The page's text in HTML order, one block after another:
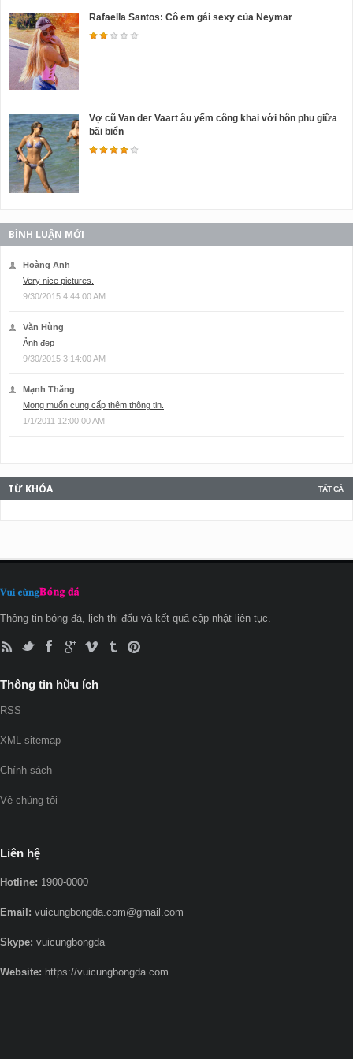
Rafaella Santos: Cô em gái sexy của Neymar
Vợ cũ Van der Vaart âu yếm công khai với hôn phu giữa
bãi biển
BÌNH LUẬN MỚI
Hoàng Anh
Very nice pictures.
9/30/2015 4:44:00 AM
Văn Hùng
Ảnh đẹp
9/30/2015 3:14:00 AM
Mạnh Thắng
Mong muốn cung cấp thêm thông tin.
1/1/2011 12:00:00 AM
TẤT CẢ
TỪ KHÓA
Thông tin bóng đá, lịch thi đấu và kết quả cập nhật liên tục.
Thông tin hữu ích
RSS
XML sitemap
Chính sách
Vê chúng tôi
Liên hệ
Hotline: 1900-0000
Email: vuicungbongda.com@gmail.com
Skype: vuicungbongda
Website: https://vuicungbongda.com